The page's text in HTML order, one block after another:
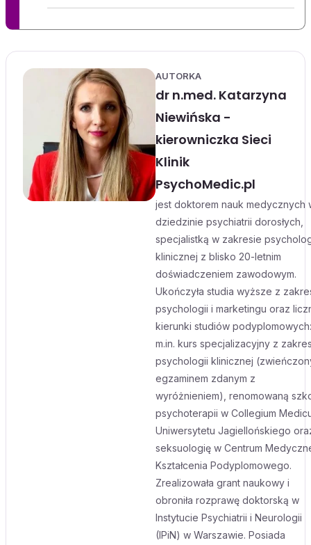
AUTORKA
dr n.med. Katarzyna
Niewińska -
kierowniczka Sieci
Klinik
PsychoMedic.pl
jest doktorem nauk medycznych
dziedzinie psychiatrii dorosłych,
specjalistką w zakresie
klinicznej z blisko 20-letnim
doświadczeniem zawodowym.
Ukończyła studia wyższe z
psychologii i marketingu oraz
kierunki studiów podyplomowych:
m.in. kurs specjalizacyjny z
psychologii klinicznej
egzaminem zdanym z
wyróżnieniem), renomowaną
psychoterapii w Collegium
Uniwersytetu Jagiellońskiego
seksuologię w Centrum
Kształcenia Podyplomowego.
Zrealizowała grant naukowy i
obroniła rozprawę doktorską w
Instytucie Psychiatrii i Neurologii
(IPiN) w Warszawie. Posiada